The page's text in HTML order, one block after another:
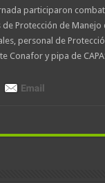
participaron
Protección de Manejo
personal de
Conafor y pipa de